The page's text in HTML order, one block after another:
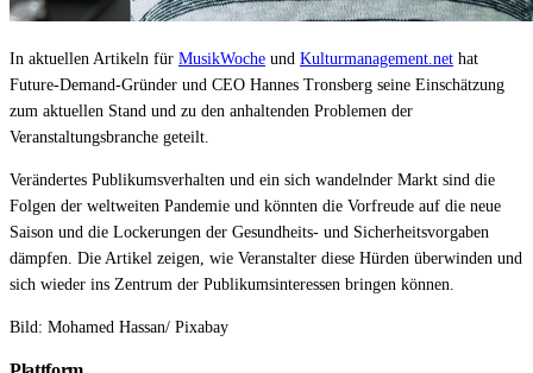
Für Veranstalter & Kultureinrichtungen
Prisma
Für Marketing-Teams & Agenturen
Produkt finden
USE CASES
Agenturen
Hotels & Regionen
In aktuellen Artikeln für MusikWoche und Kulturmanagement.net hat
Future-Demand-Gründer und CEO Hannes Tronsberg seine Einschätzung
zum aktuellen Stand und zu den anhaltenden Problemen der
Veranstaltungsbranche geteilt.
Verändertes Publikumsverhalten und ein sich wandelnder Markt sind die
Folgen der weltweiten Pandemie und könnten die Vorfreude auf die neue
Saison und die Lockerungen der Gesundheits- und Sicherheitsvorgaben
dämpfen. Die Artikel zeigen, wie Veranstalter diese Hürden überwinden und
sich wieder ins Zentrum der Publikumsinteressen bringen können.
Bild: Mohamed Hassan/ Pixabay